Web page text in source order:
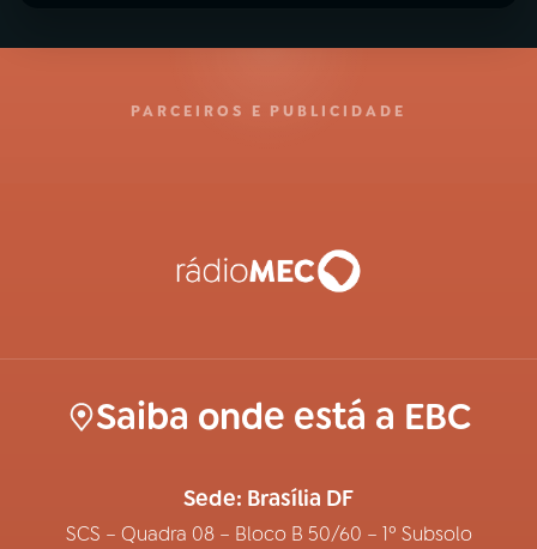
PARCEIROS E PUBLICIDADE
Saiba onde está a EBC
Sede: Brasília DF
SCS – Quadra 08 – Bloco B 50/60 – 1º Subsolo